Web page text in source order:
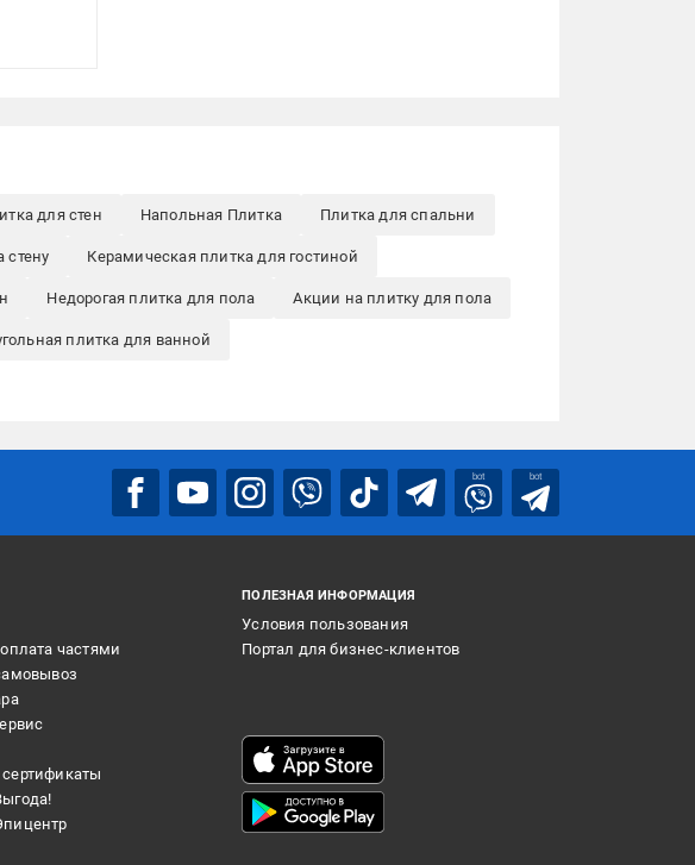
для стен Напольная Плитка Плитка для спальни
стену Керамическая плитка для гостиной
Недорогая плитка для пола Акции на плитку для пола
плитка для ванной
bot bot
частями
ПОЛЕЗНАЯ ИНФОРМАЦИЯ
Условия пользования
Портал для бизнес-клиентов